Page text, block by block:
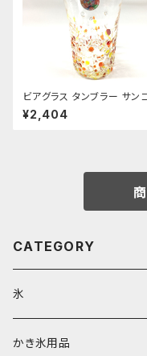
ビアグラス タンブラー サン
球ガラス 200cc
¥2,404
CATEGORY
氷
富士天然水の氷
かき氷用品